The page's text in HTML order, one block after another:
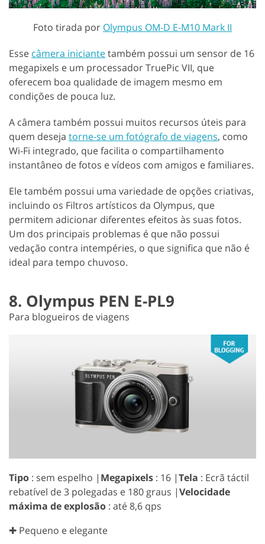
Foto tirada por Olympus OM-D E-M10 Mark II
Esse câmera iniciantetambém possui um sensor de 16
megapixels e um processador TruePic VII, que
oferecem boa qualidade de imagem mesmo em
condições de pouca luz.
A câmera também possui muitos recursos úteis para
quem deseja torne-se um fotógrafo de viagens, como
Wi-Fi integrado, que facilita o compartilhamento
instantâneo de fotos e vídeos com amigos e familiares.
Ele também possui uma variedade de opções criativas,
incluindo os Filtros artísticos da Olympus, que
permitem adicionar diferentes efeitos às suas fotos.
Um dos principais problemas é que não possui
vedação contra intempéries, o que significa que não é
ideal para tempo chuvoso.
8. Olympus PEN E-PL9
Para blogueiros de viagens
Tipo : sem espelho | Megapixels : 16 |Tela : Ecrã táctil
rebatível de 3 polegadas e 180 graus |Velocidade
máxima de explosão : até 8,6 qps
✚ Pequeno e elegante